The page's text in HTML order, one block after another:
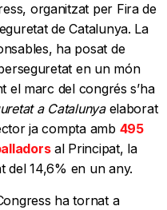
organitzat per Fira de
de Catalunya. La
ha posat de
en un món
el marc del congrés s’ha
a Catalunyaelaborat
ja compta amb 495
al Principat, la
del 14,6% en un any.
ha tornat a